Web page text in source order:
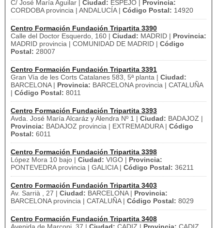
C/ José María Aguilar | Ciudad: ESPEJO |
Provincia:
CORDOBA provincia | ANDALUCÍA | Código Postal: 14920
Centro Formación Fundación Tripartita 3390
Calle del Doctor Esquerdo, 160 | Ciudad: MADRID | Provincia:
MADRID provincia | COMUNIDAD DE MADRID | Código
Postal: 28007
Centro Formación Fundación Tripartita 3391
Gran Vía de les Corts Catalanes 583, 5ª planta | Ciudad:
BARCELONA | Provincia: BARCELONA provincia | CATALUÑA
| Código Postal: 8011
Centro Formación Fundación Tripartita 3393
Avda. José María Alcaráz y Alendra Nº 1 | Ciudad: BADAJOZ |
Provincia: BADAJOZ provincia | EXTREMADURA | Código
Postal: 6011
Centro Formación Fundación Tripartita 3398
López Mora 10 bajo | Ciudad: VIGO | Provincia:
PONTEVEDRA provincia | GALICIA | Código Postal: 36211
Centro Formación Fundación Tripartita 3403
Av. Sarrià , 27 | Ciudad: BARCELONA | Provincia:
BARCELONA provincia | CATALUÑA | Código Postal: 8029
Centro Formación Fundación Tripartita 3408